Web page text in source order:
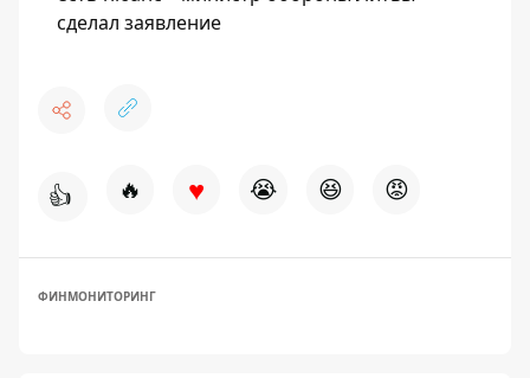
сделал заявление
👍 🔥 ♥ 😭 😆 😡
ФИНМОНИТОРИНГ